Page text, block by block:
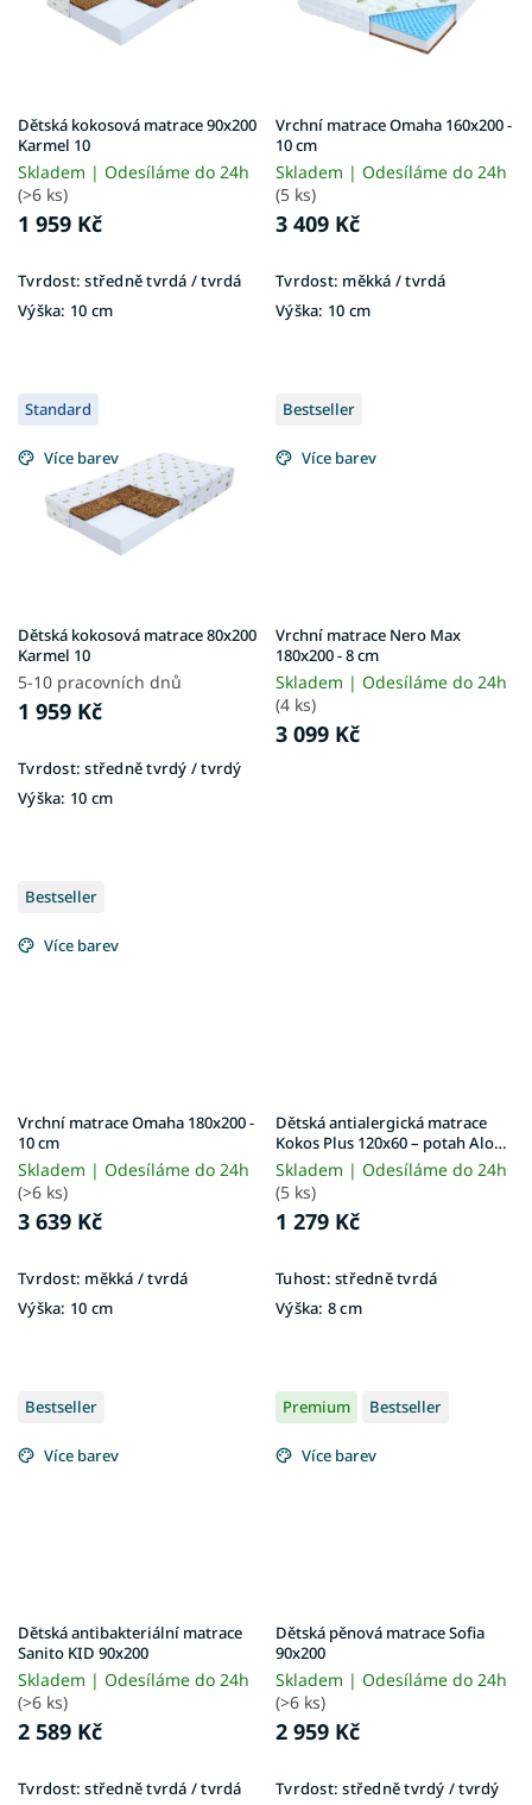
u
k
t
ů
Dětská kokosová matrace 90x200
Karmel 10
Skladem | Odesíláme do 24h
(>6 ks)
1 959 Kč
Tvrdost: středně tvrdá / tvrdá
Výška: 10 cm
Vrchní matrace Omaha 160x200 -
10 cm
Skladem | Odesíláme do 24h
(5 ks)
3 409 Kč
Tvrdost: měkká / tvrdá
Výška: 10 cm
Standard
Více barev
Dětská kokosová matrace 80x200
Karmel 10
5-10 pracovních dnů
1 959 Kč
Tvrdost: středně tvrdý / tvrdý
Výška: 10 cm
Bestseller
Více barev
Vrchní matrace Nero Max
180x200 - 8 cm
Skladem | Odesíláme do 24h
(4 ks)
3 099 Kč
Bestseller
Více barev
Vrchní matrace Omaha 180x200 -
10 cm
Skladem | Odesíláme do 24h
(>6 ks)
3 639 Kč
Tvrdost: měkká / tvrdá
Výška: 10 cm
Dětská antialergická matrace
Kokos Plus 120x60 – potah Aloe
Vera
Skladem | Odesíláme do 24h
(5 ks)
1 279 Kč
Tuhost: středně tvrdá
Výška: 8 cm
Bestseller
Více barev
Dětská antibakteriální matrace
Sanito KID 90x200
Skladem | Odesíláme do 24h
(>6 ks)
2 589 Kč
Tvrdost: středně tvrdá / tvrdá
Premium Bestseller
Více barev
Dětská pěnová matrace Sofia
90x200
Skladem | Odesíláme do 24h
(>6 ks)
2 959 Kč
Tvrdost:středně tvrdý / tvrdý